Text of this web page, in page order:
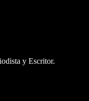
y Escritor.